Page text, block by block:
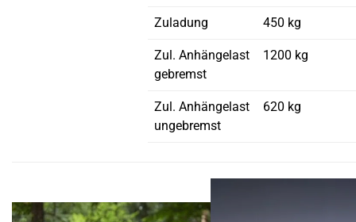
Zuladung 450 kg
Zul. Anhängelast
gebremst
1200 kg
Zul. Anhängelast
ungebremst
620 kg